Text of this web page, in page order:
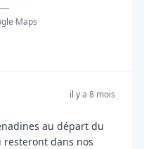
Maps
il y a 8 mois
au départ du
resteront dans nos